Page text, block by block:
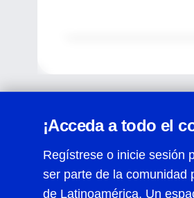
¡Acceda a todo el
Regístrese o inicie sesión
ser parte de la comunidad
de Latinoamérica. Un
Centro de Ayuda